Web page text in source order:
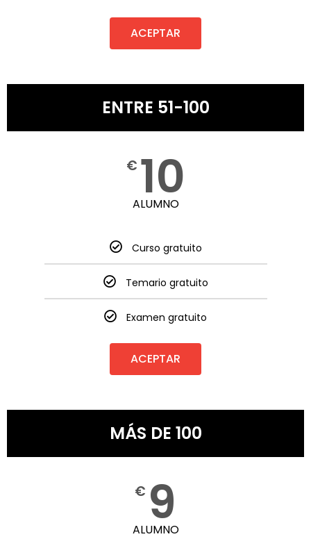
ACEPTAR
ENTRE 51-100
€ 10
ALUMNO
Curso gratuito
Temario gratuito
Examen gratuito
ACEPTAR
MÁS DE 100
€ 9
ALUMNO